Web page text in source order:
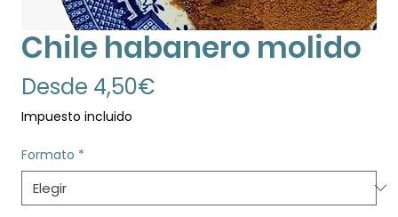
Chile habanero molido
Desde 4,50€Precio
Impuesto incluido
Formato *